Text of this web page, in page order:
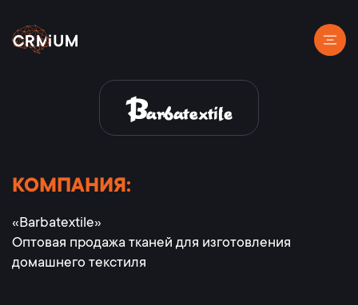
КОМПАНИЯ:
«Barbatextile»
Оптовая продажа тканей для изготовления
домашнего текстиля